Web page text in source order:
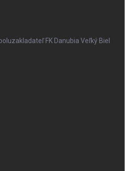
FK Danubia Veľký Biel